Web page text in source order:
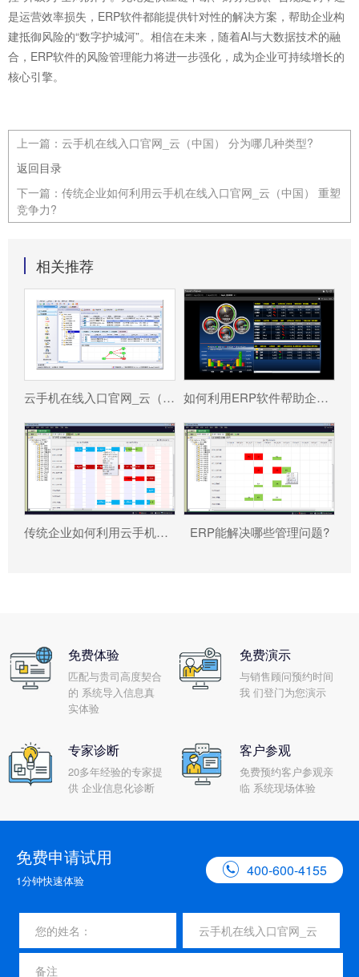
是运营效率损失，ERP软件都能提供针对性的解决方案，帮助企业构
建抵御风险的“数字护城河”。相信在未来，随着AI与大数据技术的融
合，ERP软件的风险管理能力将进一步强化，成为企业可持续增长的
核心引擎。
上一篇： 云手机在线入口官网_云（中国） 分为哪几种类型?
返回目录
下一篇： 传统企业如何利用云手机在线入口官网_云（中国） 重塑
竞争力?
相关推荐
云手机在线入口官网_云（中国） 分为哪几种类型? 如何利用ERP软件帮助企业更好地规避风险?
传统企业如何利用云手机在线入口官网_云（中国） 重塑竞争力? ERP能解决哪些管理问题?
免费体验
匹配与贵司高度契合
的 系统导入信息真
实体验
免费演示
与销售顾问预约时间
我 们登门为您演示
专家诊断
20多年经验的专家提
供 企业信息化诊断
客户参观
免费预约客户参观亲
临 系统现场体验
免费申请试用
1分钟快速体验
 400-600-4155